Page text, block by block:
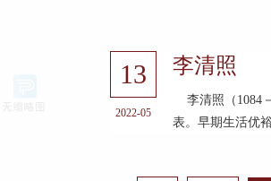
13
2022-05
李清照
李清照（1084
表。早期生活优